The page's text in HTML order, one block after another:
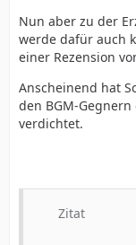
Nun aber zu der
werde dafür auch
einer Rezension
Anscheinend hat
den BGM-
verdichtet.
Zitat